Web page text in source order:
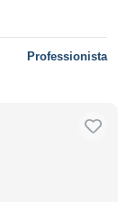
Professionista